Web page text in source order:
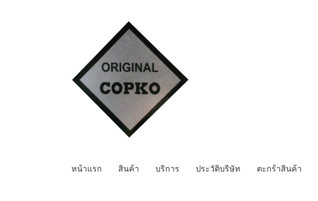
navigation
content
หน้าแรก สินค้า บริการ ประวัติบริษัท ตะกร้าสินค้า